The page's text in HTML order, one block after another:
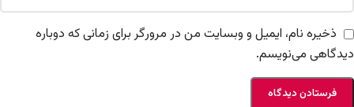
ذخیره نام، ایمیل و وبسایت من در مرورگر برای زمانی که دوباره
دیدگاهی می‌نویسم.